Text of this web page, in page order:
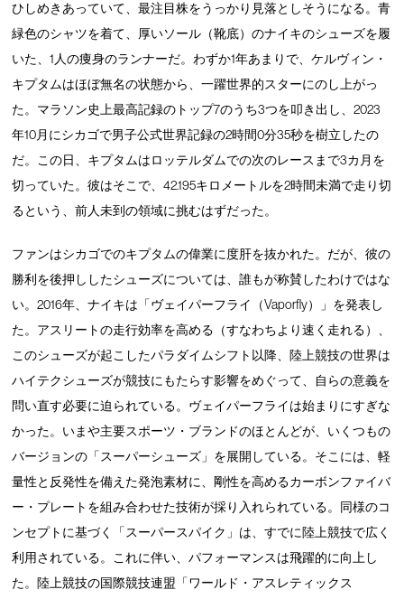
ひしめきあっていて、最注目株をうっかり見落としそうになる。青
緑色のシャツを着て、厚いソール（靴底）のナイキのシューズを履
いた、1人の痩身のランナーだ。わずか1年あまりで、ケルヴィン・
キプタムはほぼ無名の状態から、一躍世界的スターにのし上がっ
た。マラソン史上最高記録のトップ7のうち3つを叩き出し、2023
年10月にシカゴで男子公式世界記録の2時間0分35秒を樹立したの
だ。この日、キプタムはロッテルダムでの次のレースまで3カ月を
切っていた。彼はそこで、42.195キロメートルを2時間未満で走り切
るという、前人未到の領域に挑むはずだった。
ファンはシカゴでのキプタムの偉業に度肝を抜かれた。だが、彼の
勝利を後押ししたシューズについては、誰もが称賛したわけではな
い。2016年、ナイキは「ヴェイパーフライ（Vaporfly）」を発表し
た。アスリートの走行効率を高める（すなわちより速く走れる）、
このシューズが起こしたパラダイムシフト以降、陸上競技の世界は
ハイテクシューズが競技にもたらす影響をめぐって、自らの意義を
問い直す必要に迫られている。ヴェイパーフライは始まりにすぎな
かった。いまや主要スポーツ・ブランドのほとんどが、いくつもの
バージョンの「スーパーシューズ」を展開している。そこには、軽
量性と反発性を備えた発泡素材に、剛性を高めるカーボンファイバ
ー・プレートを組み合わせた技術が採り入れられている。同様のコ
ンセプトに基づく「スーパースパイク」は、すでに陸上競技で広く
利用されている。これに伴い、パフォーマンスは飛躍的に向上し
た。陸上競技の国際競技連盟「ワールド・アスレティックス